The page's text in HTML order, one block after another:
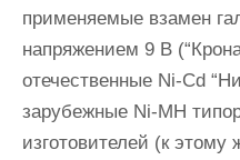
применяемые взамен
напряжением 9 В
отечественные Ni-Cd
зарубежные Ni-MH
изготовителей (к этому